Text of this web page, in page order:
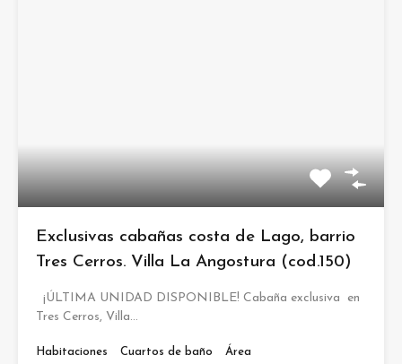
Exclusivas cabañas costa de Lago, barrio
Tres Cerros. Villa La Angostura (cod.150)
¡ÚLTIMA UNIDAD DISPONIBLE! Cabaña exclusiva en
Tres Cerros, Villa…
Habitaciones Cuartos de baño Área